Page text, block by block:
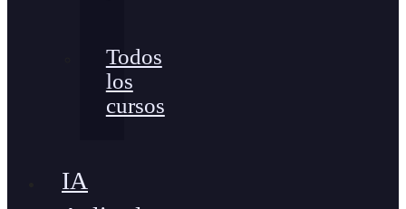
Todos
los
cursos
IA